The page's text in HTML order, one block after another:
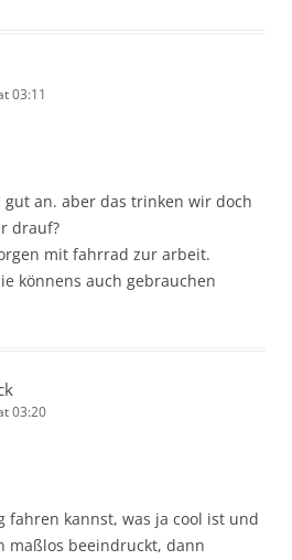
03:11
an. aber das trinken wir doch
drauf?
mit fahrrad zur arbeit.
könnens auch gebrauchen
03:20
kannst, was ja cool ist und
maßlos beeindruckt, dann